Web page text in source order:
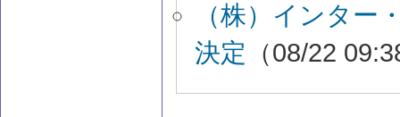
（株）インター
決定 （08/22